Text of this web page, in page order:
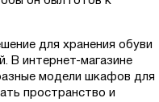
для хранения обуви
В интернет-магазине
модели шкафов для
пространство и